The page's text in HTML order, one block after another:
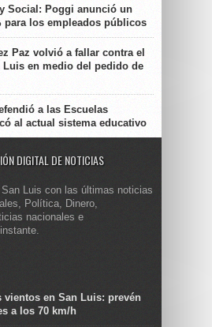
Social: Poggi anunció un
para los empleados públicos
Paz volvió a fallar contra el
Luis en medio del pedido de
a las Escuelas
al actual sistema educativo
DIGITAL DE NOTICIAS
Luis con las últimas noticias
Política, Dinero,
nacionales e
vientos en San Luis: prevén
a los 70 km/h